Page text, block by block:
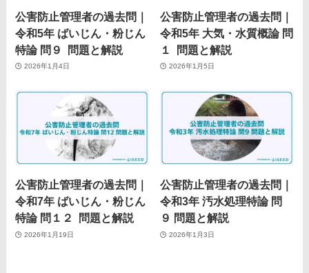
公害防止管理者の過去問｜
令和5年 ばいじん・粉じん
特論 問９ 問題と解説
2026年1月4日
公害防止管理者の過去問｜
令和5年 大気・水質概論 問
１ 問題と解説
2026年1月5日
公害防止管理者の過去問｜
令和7年 ばいじん・粉じん
特論 問１２ 問題と解説
2026年1月19日
公害防止管理者の過去問｜
令和3年 汚水処理特論 問
９ 問題と解説
2026年1月3日